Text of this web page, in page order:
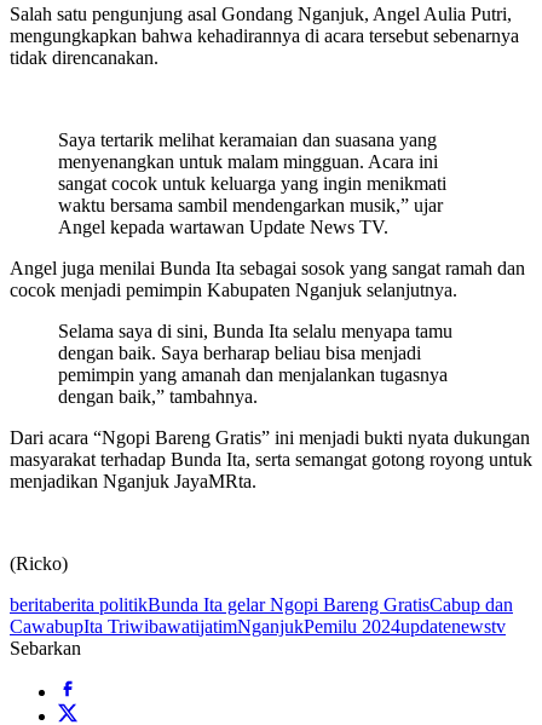
Salah satu pengunjung asal Gondang Nganjuk, Angel Aulia Putri,
mengungkapkan bahwa kehadirannya di acara tersebut sebenarnya
tidak direncanakan.
Saya tertarik melihat keramaian dan suasana yang
menyenangkan untuk malam mingguan. Acara ini
sangat cocok untuk keluarga yang ingin menikmati
waktu bersama sambil mendengarkan musik,” ujar
Angel kepada wartawan Update News TV.
Angel juga menilai Bunda Ita sebagai sosok yang sangat ramah dan
cocok menjadi pemimpin Kabupaten Nganjuk selanjutnya.
Selama saya di sini, Bunda Ita selalu menyapa tamu
dengan baik. Saya berharap beliau bisa menjadi
pemimpin yang amanah dan menjalankan tugasnya
dengan baik,” tambahnya.
Dari acara “Ngopi Bareng Gratis” ini menjadi bukti nyata dukungan
masyarakat terhadap Bunda Ita, serta semangat gotong royong untuk
menjadikan Nganjuk JayaMRta.
(Ricko)
beritaberita politikBunda Ita gelar Ngopi Bareng GratisCabup dan
CawabupIta TriwibawatijatimNganjukPemilu 2024updatenewstv
Sebarkan